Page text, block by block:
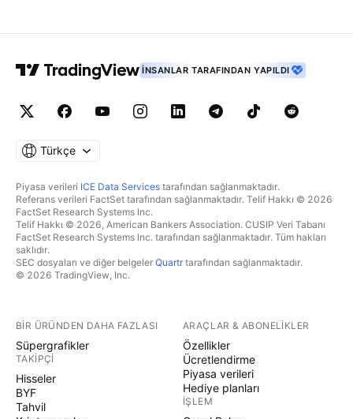
İNSANLAR TARAFINDAN YAPILDI
Türkçe
Piyasa verileri ICE Data Services tarafından sağlanmaktadır.
Referans verileri FactSet tarafından sağlanmaktadır. Telif Hakkı © 2026
FactSet Research Systems Inc.
Telif Hakkı © 2026, American Bankers Association. CUSIP Veri Tabanı
FactSet Research Systems Inc. tarafından sağlanmaktadır. Tüm hakları
saklıdır.
SEC dosyaları ve diğer belgeler Quartrtarafından sağlanmaktadır.
© 2026 TradingView, Inc.
BIR ÜRÜNDEN DAHA FAZLASI
Süpergrafikler
TAKIPÇI
Hisseler
BYF
Tahvil
ARAÇLAR & ABONELIKLER
Özellikler
Ücretlendirme
Piyasa verileri
Hediye planları
İŞLEM